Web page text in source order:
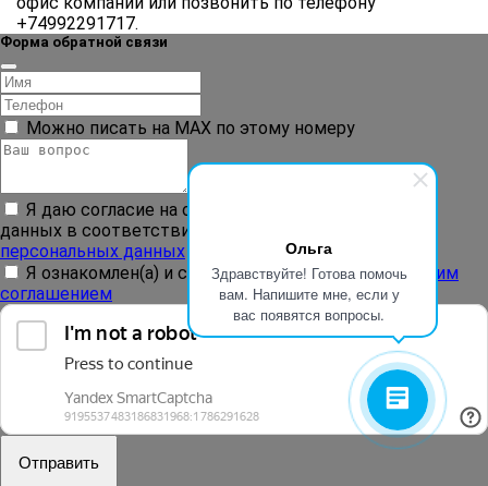
Ольга
Здравствуйте! Готова помочь
вам. Напишите мне, если у
вас появятся вопросы.
+74992291717.
Форма обратной связи
Можно писать на MAX по этому номеру
Я даю согласие на обработку моих персональных
данных в соответствии с
персональных данных
Я ознакомлен(а) и согласен(на) сПользовательским
соглашением
Отправить